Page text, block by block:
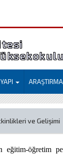
ARAŞTIRMA
ve Gelişimi
eğitim-öğretim